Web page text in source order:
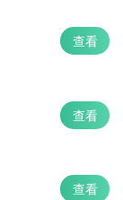
查看
查看
查看